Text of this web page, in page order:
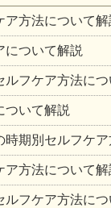
ア方法について解
について解説
ルフケア方法につ
ついて解説
時期別セルフケ
ア方法について解
ルフケア方法につ